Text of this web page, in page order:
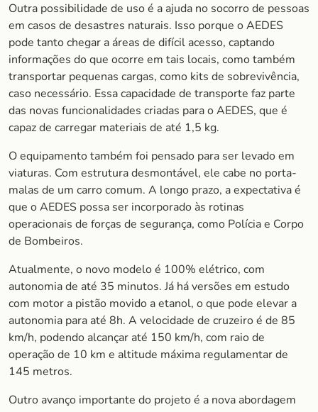
Outra possibilidade de uso é a ajuda no socorro de pessoas
em casos de desastres naturais. Isso porque o AEDES
pode tanto chegar a áreas de difícil acesso, captando
informações do que ocorre em tais locais, como também
transportar pequenas cargas, como kits de sobrevivência,
caso necessário. Essa capacidade de transporte faz parte
das novas funcionalidades criadas para o AEDES, que é
capaz de carregar materiais de até 1,5 kg.
O equipamento também foi pensado para ser levado em
viaturas. Com estrutura desmontável, ele cabe no porta-
malas de um carro comum. A longo prazo, a expectativa é
que o AEDES possa ser incorporado às rotinas
operacionais de forças de segurança, como Polícia e Corpo
de Bombeiros.
Atualmente, o novo modelo é 100% elétrico, com
autonomia de até 35 minutos. Já há versões em estudo
com motor a pistão movido a etanol, o que pode elevar a
autonomia para até 8h. A velocidade de cruzeiro é de 85
km/h, podendo alcançar até 150 km/h, com raio de
operação de 10 km e altitude máxima regulamentar de
145 metros.
Outro avanço importante do projeto é a nova abordagem